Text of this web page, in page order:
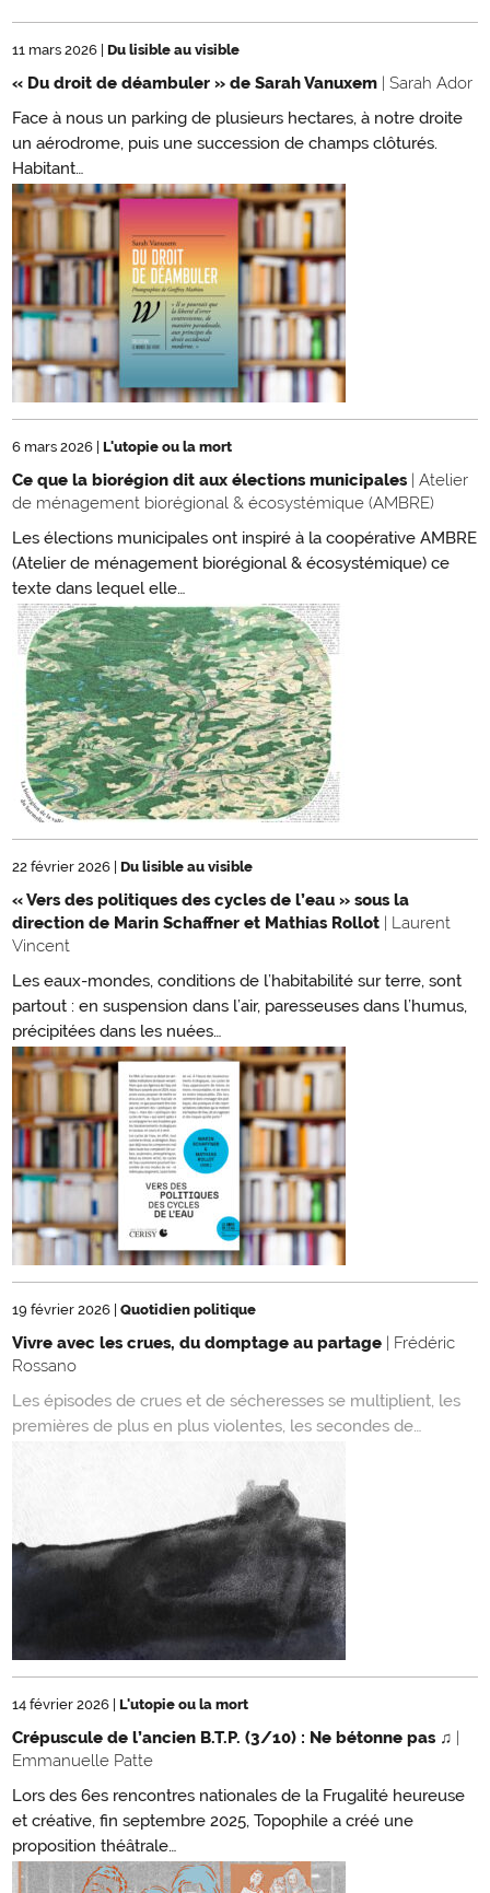
11 mars 2026 Du lisible au visible
« Du droit de déambuler » de Sarah Vanuxem | Sarah Ador
Face à nous un parking de plusieurs hectares, à notre droite
un aérodrome, puis une succession de champs clôturés.
Habitant…
6 mars 2026 L'utopie ou la mort
Ce que la biorégion dit aux élections municipales | Atelier
de ménagement biorégional & écosystémique (AMBRE)
Les élections municipales ont inspiré à la coopérative AMBRE
(Atelier de ménagement biorégional & écosystémique) ce
texte dans lequel elle…
22 février 2026 Du lisible au visible
« Vers des politiques des cycles de l’eau » sous la
direction de Marin Schaffner et Mathias Rollot | Laurent
Vincent
Les eaux-mondes, conditions de l’habitabilité sur terre, sont
partout : en suspension dans l’air, paresseuses dans l’humus,
précipitées dans les nuées…
19 février 2026 Quotidien politique
Vivre avec les crues, du domptage au partage | Frédéric
Rossano
Les épisodes de crues et de sécheresses se multiplient, les
premières de plus en plus violentes, les secondes de…
14 février 2026 L'utopie ou la mort
Crépuscule de l’ancien B.T.P. (3/10) : Ne bétonne pas ♫ |
Emmanuelle Patte
Lors des 6es rencontres nationales de la Frugalité heureuse
et créative, fin septembre 2025, Topophile a créé une
proposition théâtrale…